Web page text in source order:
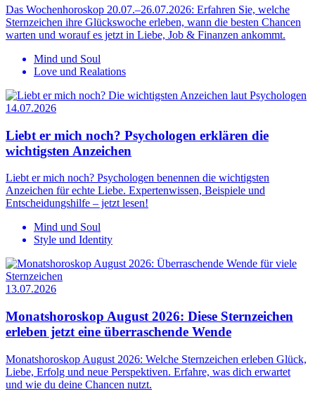
Das Wochenhoroskop 20.07.–26.07.2026: Erfahren Sie, welche
Sternzeichen ihre Glückswoche erleben, wann die besten Chancen
warten und worauf es jetzt in Liebe, Job & Finanzen ankommt.
Mind und Soul
Love und Realations
14.07.2026
Liebt er mich noch? Psychologen erklären die
wichtigsten Anzeichen
Liebt er mich noch? Psychologen benennen die wichtigsten
Anzeichen für echte Liebe. Expertenwissen, Beispiele und
Entscheidungshilfe – jetzt lesen!
Mind und Soul
Style und Identity
13.07.2026
Monatshoroskop August 2026: Diese Sternzeichen
erleben jetzt eine überraschende Wende
Monatshoroskop August 2026: Welche Sternzeichen erleben Glück,
Liebe, Erfolg und neue Perspektiven. Erfahre, was dich erwartet
und wie du deine Chancen nutzt.